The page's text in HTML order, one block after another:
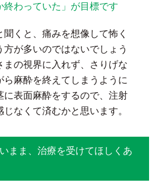
終わっていた」が目標です
くと、痛みを想像して怖く
が多いのではないでしょう
まの視界に入れず、さりげな
ら麻酔を終えてしまうように
に表面麻酔をするので、注射
なくて済むかと思います。
まま、治療を受けてほしくあ